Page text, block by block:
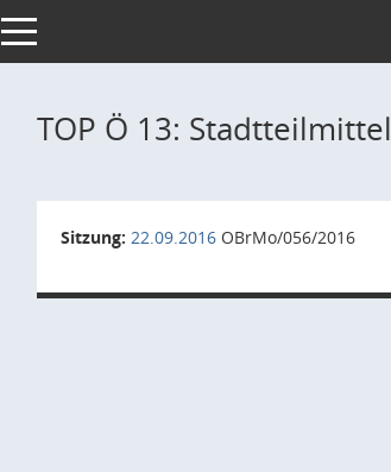
Toggle navigation
TOP Ö 13: Stadtteilmittel
Sitzung: 22.09.2016 OBrMo/056/2016